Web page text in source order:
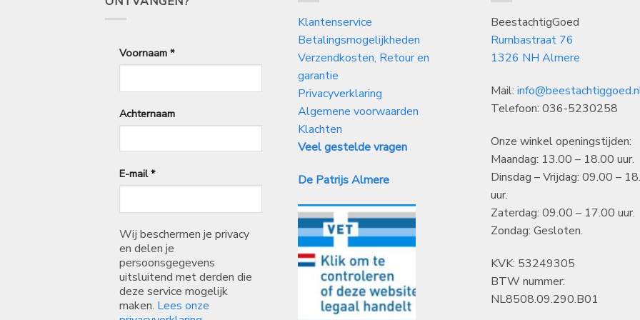
Voornaam *
Achternaam
E-mail*
Wij beschermen je privacy
en delen je
persoonsgegevens
uitsluitend met derden die
deze service mogelijk
maken. Lees onze
Klantenservice
Betalingsmogelijkheden
Verzendkosten, Retour en
garantie
Privacyverklaring
Algemene voorwaarden
Klachten
Veel gestelde vragen
De Patrijs Almere
BeestachtigGoed
Rumbastraat 76
1326 NH Almere
Mail:
Telefoon: 036-5230258
Onze winkel openingstijden:
Maandag: 13.00 – 18.00 uur.
Dinsdag – Vrijdag: 09.00 –
uur.
Zaterdag: 09.00 – 17.00 uur.
Zondag: Gesloten.
KVK: 53249305
BTW nummer:
NL8508.09.290.B01